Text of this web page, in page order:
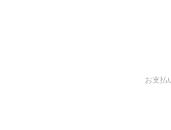
お支払